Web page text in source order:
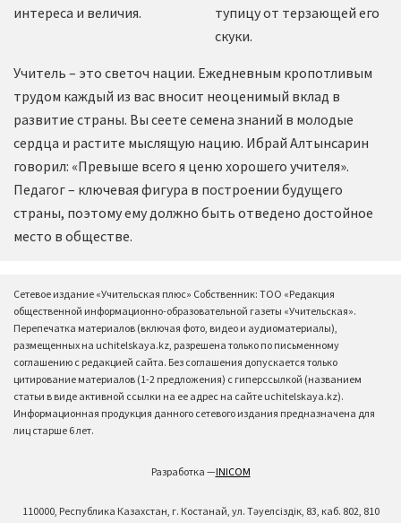
интереса и величия.
тупицу от терзающей его
скуки.
Учитель – это светоч нации. Ежедневным кропотливым
трудом каждый из вас вносит неоценимый вклад в
развитие страны. Вы сеете семена знаний в молодые
сердца и растите мыслящую нацию. Ибрай Алтынсарин
говорил: «Превыше всего я ценю хорошего учителя».
Педагог – ключевая фигура в построении будущего
страны, поэтому ему должно быть отведено достойное
место в обществе.
Сетевое издание «Учительская плюс» Собственник: ТОО «Редакция
общественной информационно-образовательной газеты «Учительская».
Перепечатка материалов (включая фото, видео и аудиоматериалы),
размещенных на uchitelskaya.kz, разрешена только по письменному
соглашению с редакцией сайта. Без соглашения допускается только
цитирование материалов (1-2 предложения) с гиперссылкой (названием
статьи в виде активной ссылки на ее адрес на сайте uchitelskaya.kz).
Информационная продукция данного сетевого издания предназначена для
лиц старше 6 лет.
Разработка —INICOM
110000, Республика Казахстан, г. Костанай, ул. Тәуелсіздік, 83, каб. 802, 810